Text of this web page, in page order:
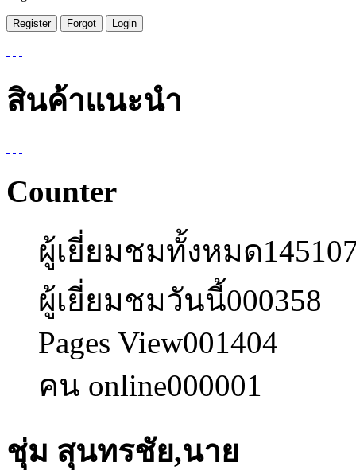
สินค้าแนะนำ
Counter
ผู้เยี่ยมชมทั้งหมด
ผู้เยี่ยมชมวันนี้000358
Pages View001404
คน online000001
ชุ่ม สุนทรชัย,นาย